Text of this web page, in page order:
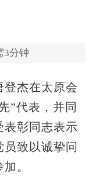
3分钟
登杰在太原会
”代表，并同
表彰同志表示
致以诚挚问
。